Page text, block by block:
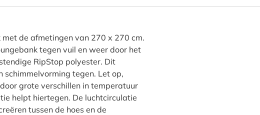
voor loungeset
de afmetingen van 270 x 270 cm.
tegen vuil en weer door het
RipStop polyester. Dit
tegen. Let op,
grote verschillen in temperatuur
helpt hiertegen. De luchtcirculatie
tussen de hoes en de